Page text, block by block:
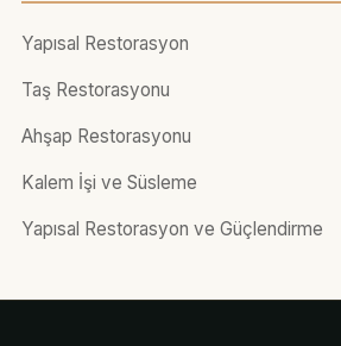
Yapısal Restorasyon
Taş Restorasyonu
Ahşap Restorasyonu
Kalem İşi ve Süsleme
Yapısal Restorasyon ve Güçlendirme